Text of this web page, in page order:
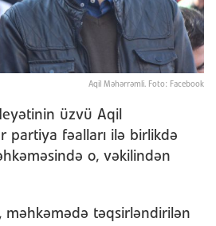
Aqil Məhərrəmli. Foto: Facebook
üzvü Aqil
partiya fəalları ilə birlikdə
o, vəkilindən
məhkəmədə təqsirləndirilən